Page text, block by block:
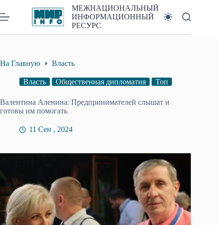
к
сути
МЕЖНАЦИОНАЛЬНЫЙ
ИНФОРМАЦИОННЫЙ
РЕСУРС
На Главную Власть
Власть Общественная дипломатия Топ
Валентина Аленина: Предпринимателей слышат и
готовы им помогать
11 Сен , 2024